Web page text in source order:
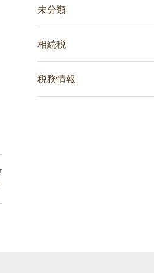
未分類
相続税
税務情報